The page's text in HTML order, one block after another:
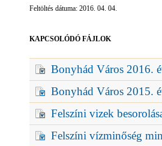
Feltöltés dátuma: 2016. 04. 04.
KAPCSOLÓDÓ FÁJLOK
Bonyhád Város 2016.
Bonyhád Város 2015.
Felszíni vizek
Felszíni vízminőség